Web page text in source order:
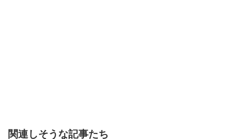
関連しそうな記事たち